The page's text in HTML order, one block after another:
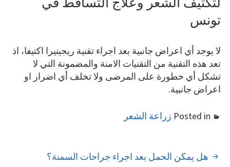
تونس
لا يوجد أي اعراض جانبية بعد اجراء تقنية ريجينيرا اكتيفا، اذ
تعد هذه التقنية من التقنيات الامنة والمضمونة التي لا
تشكل أي خطورة على المرضى ولا تخلف أي اضرار او
اعراض جانبية.
Posted in زراعة الشعر
POST
هل يمكن الحمل بعد اجراء جراحات السمنة؟